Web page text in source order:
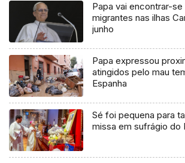
Papa vai encontrar-
migrantes nas ilhas
junho
Papa expressou
atingidos pelo mau
Espanha
Sé foi pequena para
missa em sufrágio do